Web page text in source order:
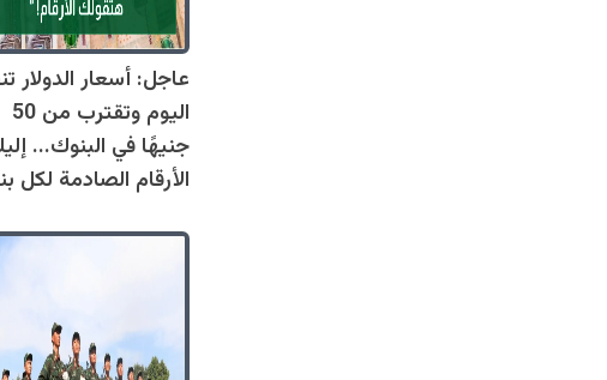
عاجل: أسعار الدولار
اليوم وتقترب من 50
جنيهًا في البنوك...
الأرقام الصادمة لكل